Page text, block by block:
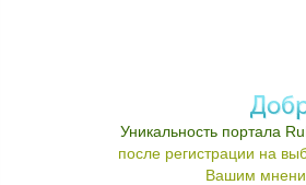
Уникальность портала
после регистрации на
Вашим